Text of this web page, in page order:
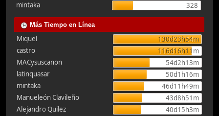
mintaka
328
Más Tiempo en Línea
Miquel
130d23h54m
castro
116d16h11m
MACysuscanon
54d2h13m
latinquasar
50d1h16m
mintaka
46d11h49m
Manueleón Clavileño
43d8h51m
Alejandro Quilez
40d15h3m